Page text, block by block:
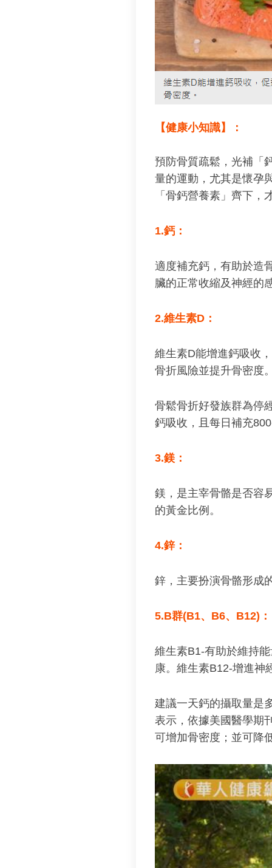
【健康小知識】：
預防骨質疏鬆，光補「
量的運動，尤其是懷孕
「骨鈣營養素」齊下，
1.鈣：
適度補充鈣，有助於造
臟的正常收縮及神經的
2.維生素D：
維生素D能增進鈣吸收
骨折風險並提升骨密度
骨鬆骨折好發族群為停
鈣吸收，且每日補充
3.鎂：
鎂，是主宰骨骼是否容
的黃金比例。
4.鋅：
鋅，主要扮演骨骼形成
5.B群(B1、B6、B12)：
維生素B1-有助於維持
康。維生素B12-增進神
建議一天鈣的攝取量是
表示，依據美國醫學期
可增加骨密度；並可降